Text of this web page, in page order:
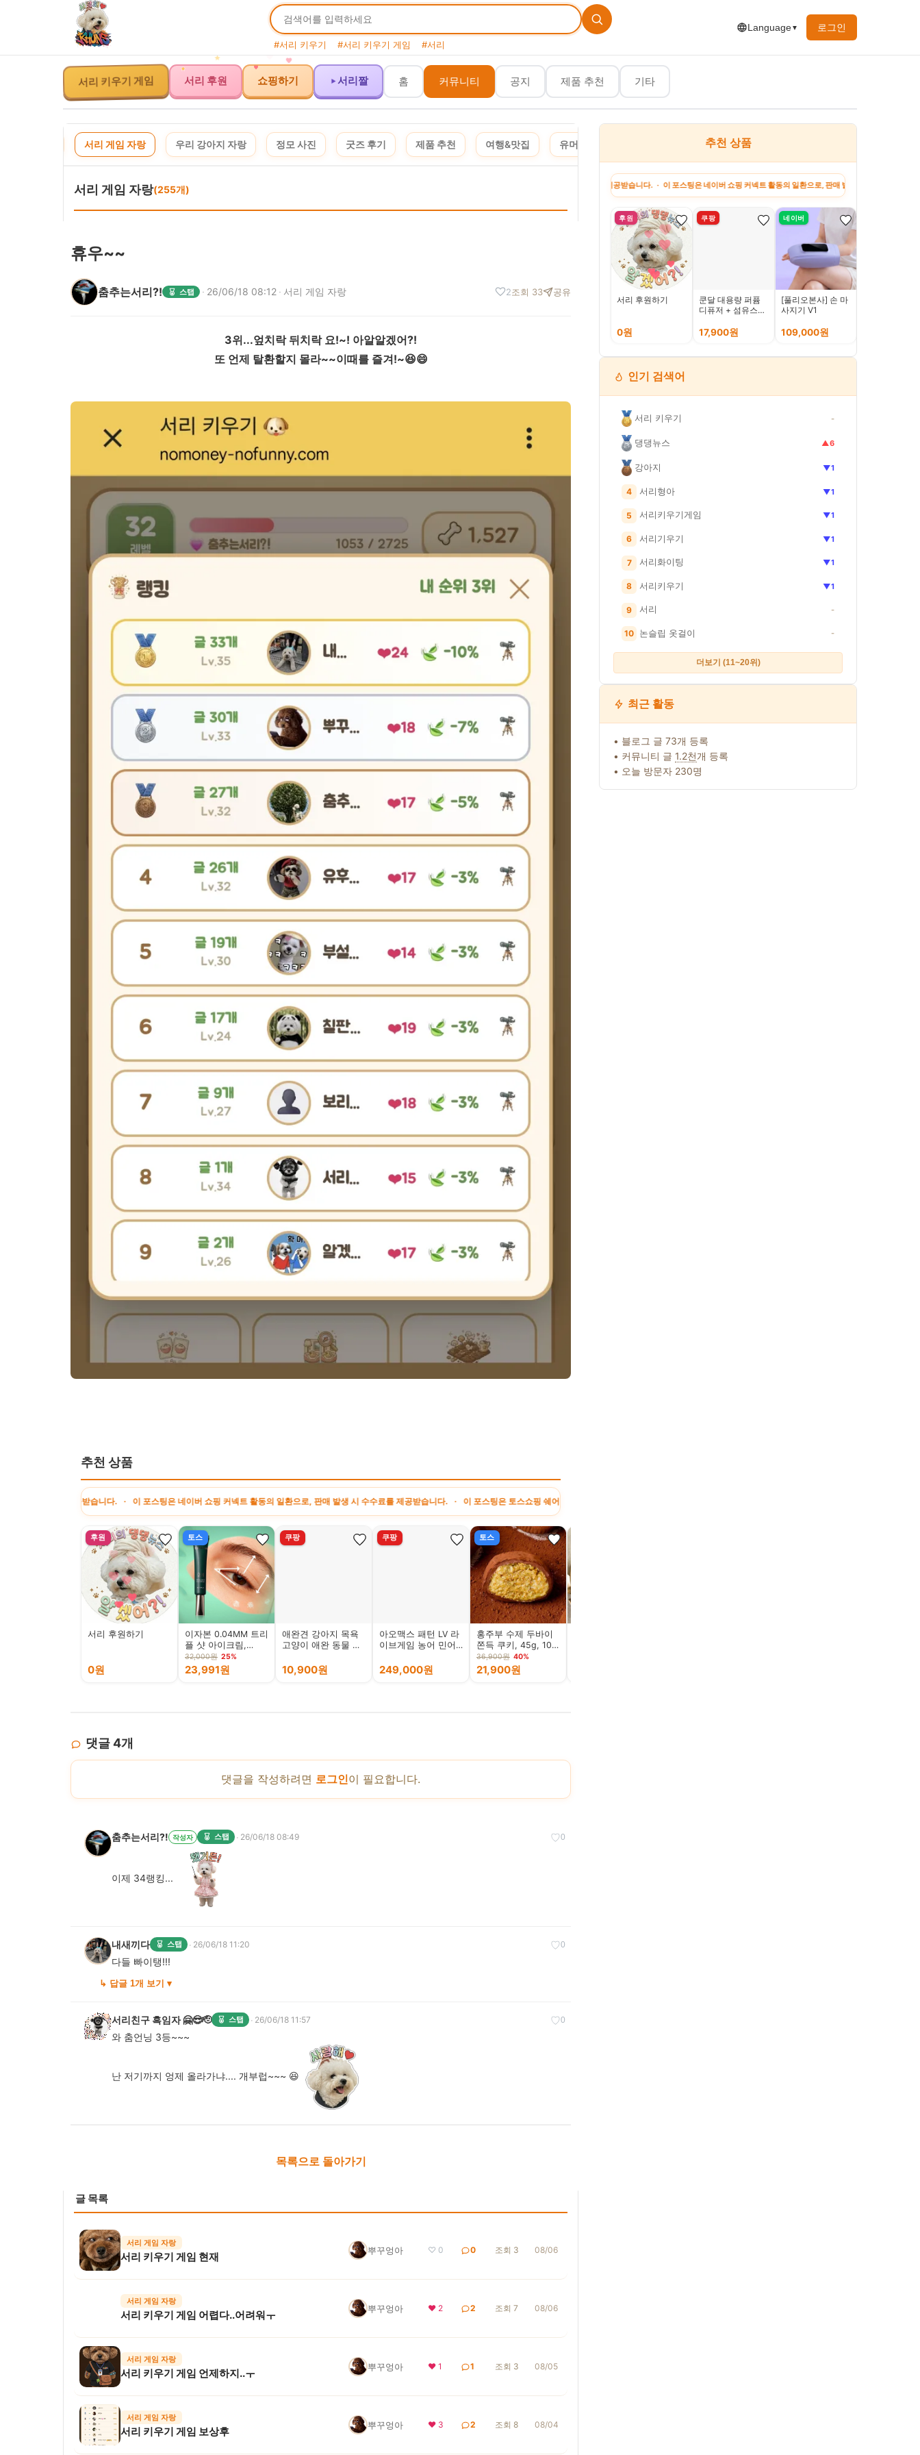
#서리 키우기 #서리 키우기 게임 #서리
Language▼ 로그인
서리 키우기 게임 서리 후원 쇼핑하기 서리짤 홈 커뮤니티 공지 제품 추천 기타
서리 게임 자랑 우리 강아지 자랑 정모 사진 굿즈 후기 제품 추천 여행&맛집 유머&짤 지원금 정보
서리 게임 자랑(255개)
휴우~~
춤추는서리?! 스탭 · 26/06/18 08:12 · 서리 게임 자랑 2조회 33 공유
3위...엎치락 뒤치락 요!~! 아알알겠어?!
또 언제 탈환할지 몰라~~이때를 즐겨!~😆😄
추천 상품
공받습니다. · 이 포스팅은 네이버 쇼핑 커넥트 활동의 일환으로, 판매 발생 시 수수료를 제공받습니다. · 이 포스팅은 토스쇼핑 쉐어링크 활동의 일환으로, 이에 따른 일정액의 수수료를 제공받습니다. · 이 포스팅은 쿠팡 파트너스 활동의 일환
후원
서리 후원하기
0원
토스
이자본 0.04MM 트리
플 샷 아이크림,
30ml, 1개
32,000원 25%
23,991원
쿠팡
애완견 강아지 목욕
고양이 애완 동물 브
욕 및 스크럽 제품, 1
개, 파란색
10,900원
쿠팡
아오맥스 패턴 LV 라
이브게임 농어 민어
대 B-69FT 4P
249,000원
토스
홍주부 수제 두바이
쫀득 쿠키, 45g, 10
개
36,900원 40%
21,900원
댓글4개
댓글을 작성하려면 로그인이 필요합니다.
♡0
춤추는서리?! 작성자 스탭 · 26/06/18 08:49
이제 34랭킹...
♡0
내새끼다 스탭 · 26/06/18 11:20
다들 빠이탱!!!
↳ 답글 1개 보기 ▾
♡0
서리친구 흑임자 🤗😎🫡 스탭 · 26/06/18 11:57
와 춤언닝 3등~~~
난 저기까지 엉제 올라가냐.... 개부럽~~~ 😆
목록으로 돌아가기
글 목록
서리 게임 자랑
서리 키우기 게임 현재
뿌꾸엉아 ♡ 0 0 조회 3 08/06
서리 게임 자랑
서리 키우기 게임 어렵다..어려워ㅜ
뿌꾸엉아 ❤ 2 2 조회 7 08/06
서리 게임 자랑
서리 키우기 게임 언제하지..ㅜ
뿌꾸엉아 ❤ 1 1 조회 3 08/05
서리 게임 자랑
서리 키우기 게임 보상후
뿌꾸엉아 ❤ 3 2 조회 8 08/04
추천 상품
이 포스팅은 쿠팡 파트너스 활동의 일환으로, 이에 따른 일정액의 수수료를 제공받습니다. · 이 포스팅은 네이버 쇼핑 커넥트 활동의 일환으로, 판매 발생 시 수수료를 제공받습니다. ·
후원
서리 후원하기
0원
쿠팡
쿤달 대용량 퍼퓸
디퓨저 + 섬유스틱
17,900원
네이버
[풀리오본사] 손 마
사지기 V1
109,000원
인기 검색어
서리 키우기 -
댕댕뉴스 ▲6
강아지 ▼1
4 서리형아 ▼1
5 서리키우기게임 ▼1
6 서리기우기 ▼1
7 서리화이팅 ▼1
8 서리키우기 ▼1
9 서리 -
10 논슬립 옷걸이 -
더보기 (11~20위)
최근 활동
• 블로그 글 73개 등록
• 커뮤니티 글 1.2천개 등록
• 오늘 방문자 230명